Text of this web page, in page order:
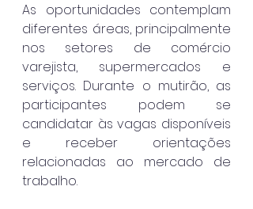
As oportunidades contemplam
diferentes áreas, principalmente
nos setores de comércio
varejista, supermercados e
serviços. Durante o mutirão, as
participantes podem se
candidatar às vagas disponíveis
e receber orientações
relacionadas ao mercado de
trabalho.